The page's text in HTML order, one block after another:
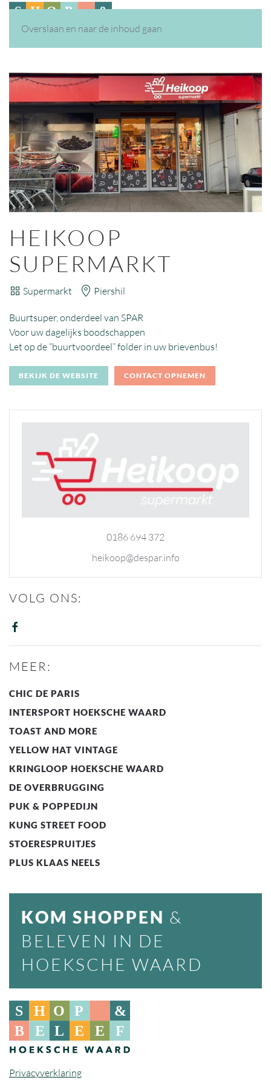
Overslaan en naar de inhoud gaan
HEIKOOP
SUPERMARKT
Supermarkt Piershil
Buurtsuper, onderdeel van SPAR
Voor uw dagelijks boodschappen
Let op de “buurtvoordeel” folder in uw brievenbus!
BEKIJK DE WEBSITE CONTACT OPNEMEN
0186 694 372
heikoop@despar.info
VOLG ONS:
MEER:
CHIC DE PARIS
INTERSPORT HOEKSCHE WAARD
TOAST AND MORE
YELLOW HAT VINTAGE
KRINGLOOP HOEKSCHE WAARD
DE OVERBRUGGING
PUK & POPPEDIJN
KUNG STREET FOOD
STOERESPRUITJES
PLUS KLAAS NEELS
KOM SHOPPEN &
BELEVEN IN DE
HOEKSCHE WAARD
Privacyverklaring